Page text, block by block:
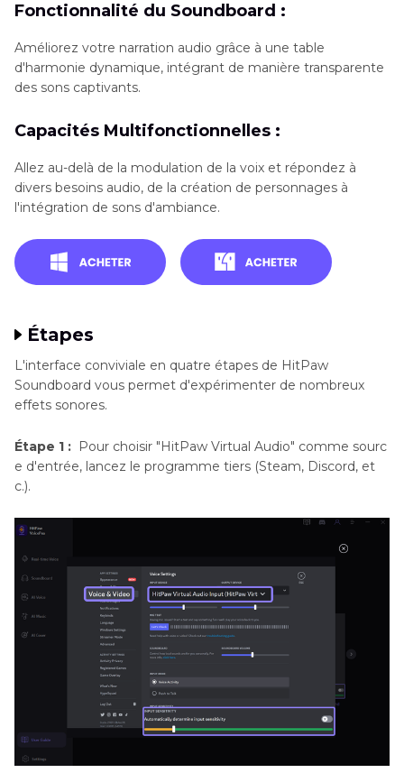
Fonctionnalité du Soundboard :
Améliorez votre narration audio grâce à une table
d'harmonie dynamique, intégrant de manière transparente
des sons captivants.
Capacités Multifonctionnelles :
Allez au-delà de la modulation de la voix et répondez à
divers besoins audio, de la création de personnages à
l'intégration de sons d'ambiance.
Étapes
L'interface conviviale en quatre étapes de HitPaw
Soundboard vous permet d'expérimenter de nombreux
effets sonores.
Étape 1 : Pour choisir "HitPaw Virtual Audio" comme sourc
e d'entrée, lancez le programme tiers (Steam, Discord, et
c.).